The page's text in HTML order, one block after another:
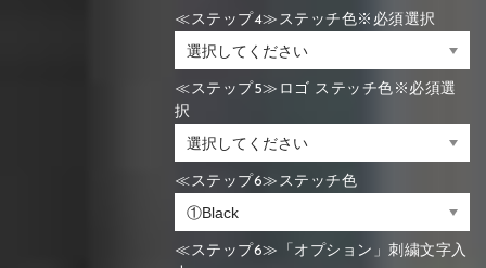
≪ステップ4≫ステッチ色※必須選択
≪ステップ5≫ロゴ ステッチ色※必須選
択
≪ステップ6≫ステッチ色
≪ステップ6≫「オプション」刺繍文字入